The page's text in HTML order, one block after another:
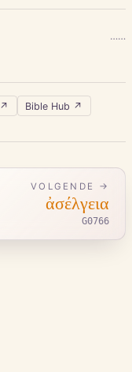
……
Bible Hub ↗
VOLGENDE →
ἀσέλγεια
G0766